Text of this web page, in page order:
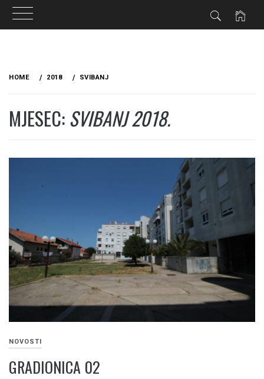
HOME 2018 SVIBANJ
MJESEC:SVIBANJ 2018.
NOVOSTI
GRADIONICA 02